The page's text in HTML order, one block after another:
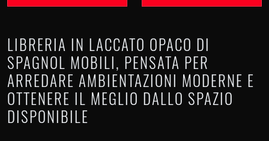
LIBRERIA IN LACCATO OPACO DI
SPAGNOL MOBILI, PENSATA PER
ARREDARE AMBIENTAZIONI MODERNE E
OTTENERE IL MEGLIO DALLO SPAZIO
DISPONIBILE